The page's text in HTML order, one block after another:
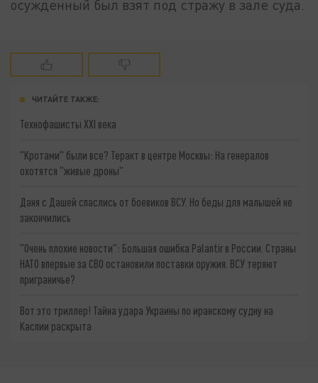
осужденный был взят под стражу в зале суда.
ЧИТАЙТЕ ТАКЖЕ:
Технофашисты XXI века
"Кротами" были все? Теракт в центре Москвы: На генералов
охотятся "живые дроны"
Даня с Дашей спаслись от боевиков ВСУ. Но беды для малышей не
закончились
"Очень плохие новости": Большая ошибка Palantir в России. Страны
НАТО впервые за СВО остановили поставки оружия. ВСУ теряют
приграничье?
Вот это триллер! Тайна удара Украины по иранскому судну на
Каспии раскрыта